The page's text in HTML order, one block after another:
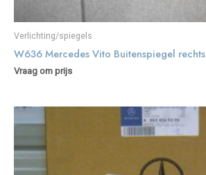
Verlichting/spiegels
W636 Mercedes Vito Buitenspiegel rechts
Vraag om prijs